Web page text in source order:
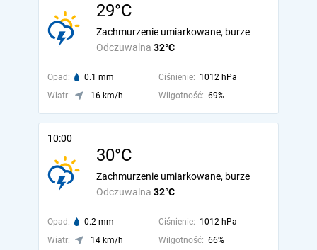
29°C
Odczuwalna 32°C
Zachmurzenie umiarkowane, burze
Opad: 0.1 mm Ciśnienie: 1012 hPa
Wiatr:
16 km/h Wilgotność: 69%
10:00
30°C
Odczuwalna 32°C
Zachmurzenie umiarkowane, burze
Opad: 0.2 mm Ciśnienie: 1012 hPa
Wiatr:
14 km/h Wilgotność: 66%